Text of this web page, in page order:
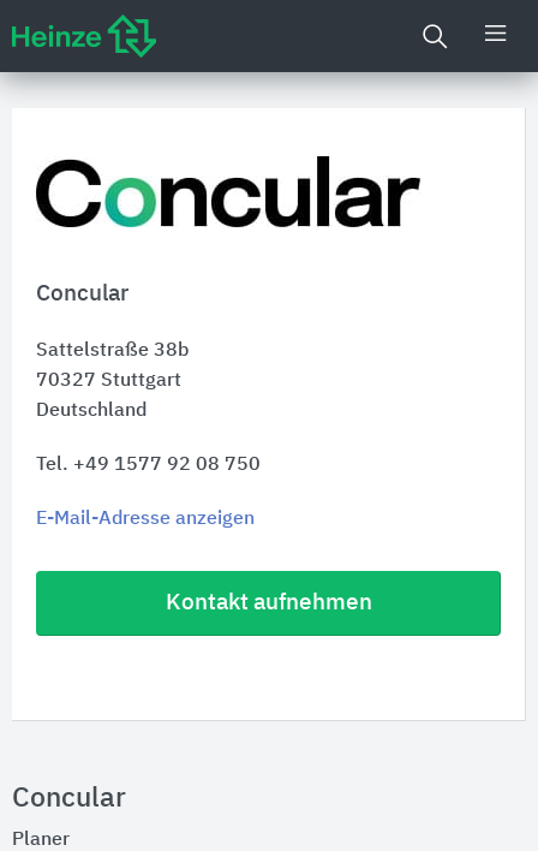
Concular
Sattelstraße 38b
70327 Stuttgart
Deutschland
Tel. +49 1577 92 08 750
E-Mail-Adresse anzeigen
Kontakt aufnehmen
Concular
Planer